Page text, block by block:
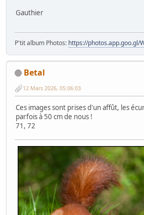
Gauthier
P'tit album Photos: https://photos.app.goo.gl/
Betal
12 Mars 2026, 05:06:03
Ces images sont prises d'un affût, les
parfois à 50 cm de nous !
71, 72